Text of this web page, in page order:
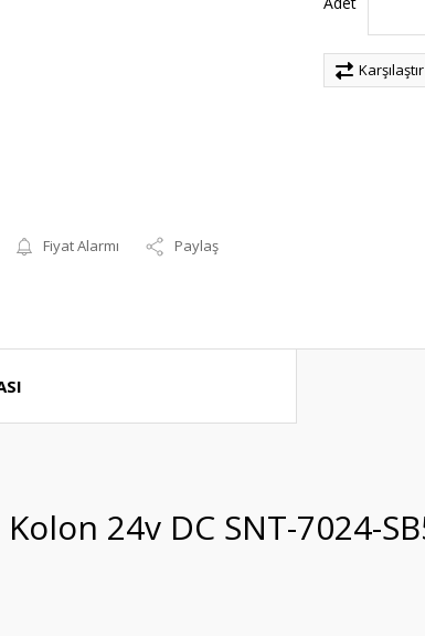
Fiyat Alarmı Paylaş
Karşılaştır
Kolon 24v DC SNT-7024-